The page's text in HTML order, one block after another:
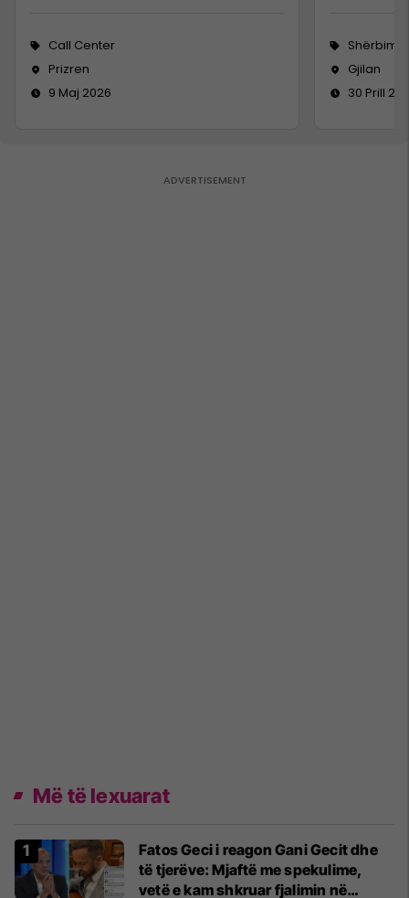
Call Center
Prizren
9 Maj 2026
Gjilan
30 Prill
Më të lexuarat
Fatos Geci i reagon Gani Gecit dhe
të tjerëve: Mjaftë me spekulime,
vetë e kam shkruar fjalimin në